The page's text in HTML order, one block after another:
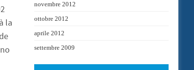
la
novembre 2012
ottobre 2012
aprile 2012
settembre 2009